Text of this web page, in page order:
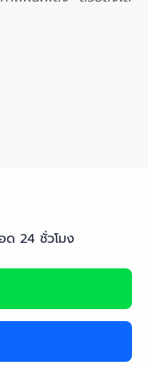
ด 24 ชั่วโมง